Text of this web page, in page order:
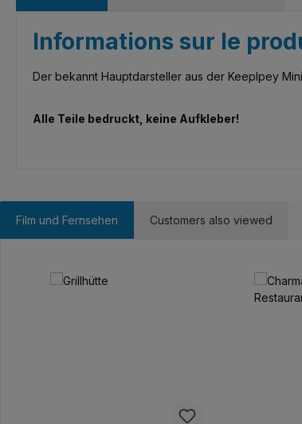
Informations sur le
Der bekannt Hauptdarsteller aus der Keeplpey
Alle Teile bedruckt, keine Aufkleber!
Film und Fernsehen Customers also viewed